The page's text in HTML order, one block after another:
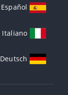
Español
Italiano
Deutsch